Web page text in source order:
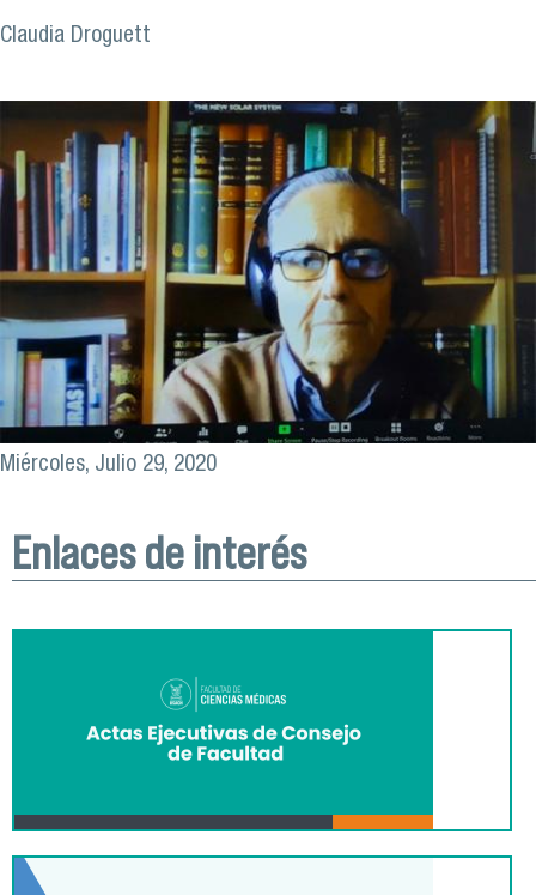
Claudia Droguett
Miércoles, Julio 29, 2020
Enlaces de interés